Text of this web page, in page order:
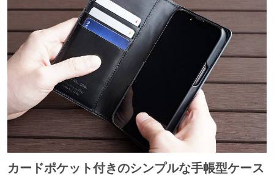
カードポケット付きのシンプルな手帳型ケース